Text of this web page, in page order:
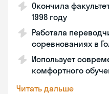
Окончила
1998 году
Работала
соревнованиях в
Использует
комфортного
Читать дальше